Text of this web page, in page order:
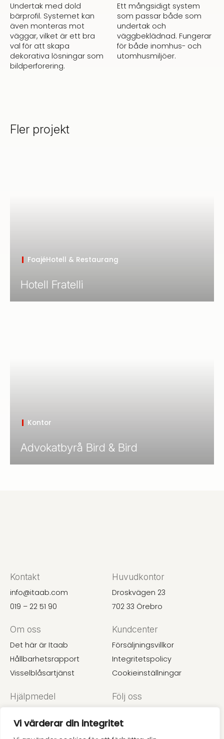
Vi värderar din integritet
Undertak med dold
bärprofil. Systemet kan
även monteras mot
väggar, vilket är ett bra
val för att skapa
dekorativa lösningar som
bildperforering.
Ett mångsidigt system
som passar både som
undertak och
väggbeklädnad. Fungerar
för både inomhus- och
utomhusmiljöer.
Fler projekt
Hotell Fratelli
FoajéHotell & Restaurang
Advokatbyrå Bird & Bird
Kontor
Kontakt
info@itaab.com
019 – 22 51 90
Huvudkontor
Droskvägen 23
702 33 Örebro
Om oss
Det här är Itaab
Hållbarhetsrapport
Visselblåsartjänst
Kundcenter
Försäljningsvillkor
Integritetspolicy
Cookieinställningar
Hjälpmedel
Akustik
Följ oss
LinkedIn